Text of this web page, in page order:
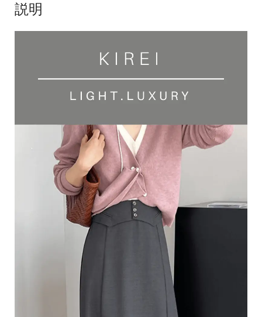
説明